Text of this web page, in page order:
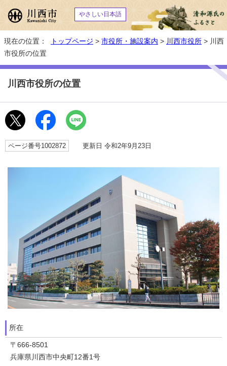
やさしい日本語
現在の位置： トップページ > 市役所・施設案内 > 川西市役所 > 川西
市役所の位置
川西市役所の位置
ページ番号1002872 更新日 令和2年9月23日
所在
〒666-8501
兵庫県川西市中央町12番1号